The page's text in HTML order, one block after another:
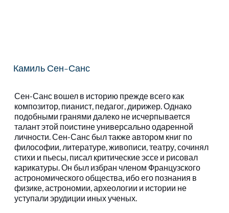
Камиль Сен-Санс
Сен-Санс вошел в историю прежде всего как
композитор, пианист, педагог, дирижер. Однако
подобными гранями далеко не исчерпывается
талант этой поистине универсально одаренной
личности. Сен-Санс был также автором книг по
философии, литературе, живописи, театру, сочинял
стихи и пьесы, писал критические эссе и рисовал
карикатуры. Он был избран членом Французского
астрономического общества, ибо его познания в
физике, астрономии, археологии и истории не
уступали эрудиции иных ученых.